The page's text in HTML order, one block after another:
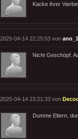
Kacke ihrer
2025-04-14 22:25:53 von
Nicht Geschöpf.
2025-04-14 23:21:33 von
Dumme Eltern,